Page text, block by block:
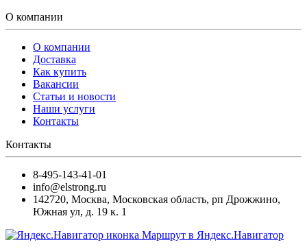
О компании
О компании
Доставка
Как купить
Вакансии
Статьи и новости
Наши услуги
Контакты
Контакты
8-495-143-41-01
info@elstrong.ru
142720, Москва, Московская область, рп Дрожжино,
Южная ул, д. 19 к. 1
Маршрут в Яндекс.Навигатор